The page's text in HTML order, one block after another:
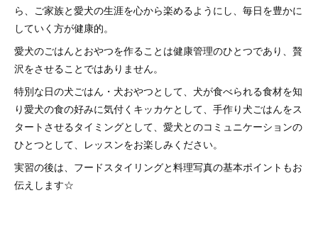
ら、ご家族と愛犬の生涯を心から楽めるようにし、毎日を豊かに
していく方が健康的。
愛犬のごはんとおやつを作ることは健康管理のひとつであり、贅
沢をさせることではありません。
特別な日の犬ごはん・犬おやつとして、犬が食べられる食材を知
り愛犬の食の好みに気付くキッカケとして、手作り犬ごはんをス
タートさせるタイミングとして、愛犬とのコミュニケーションの
ひとつとして、レッスンをお楽しみください。
実習の後は、フードスタイリングと料理写真の基本ポイントもお
伝えします☆